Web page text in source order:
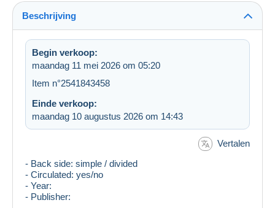
Beschrijving
Begin verkoop:
maandag 11 mei 2026 om 05:20
Item n°2541843458
Einde verkoop:
maandag 10 augustus 2026 om 14:43
Vertalen
- Back side: simple / divided
- Circulated: yes/no
- Year:
- Publisher: